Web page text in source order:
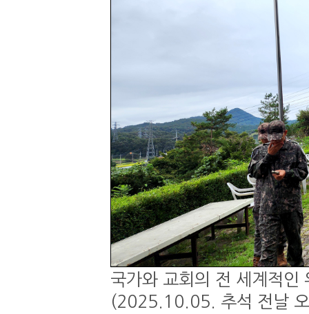
국가와 교회의 전 세계적인
(2025.10.05. 추석 전날